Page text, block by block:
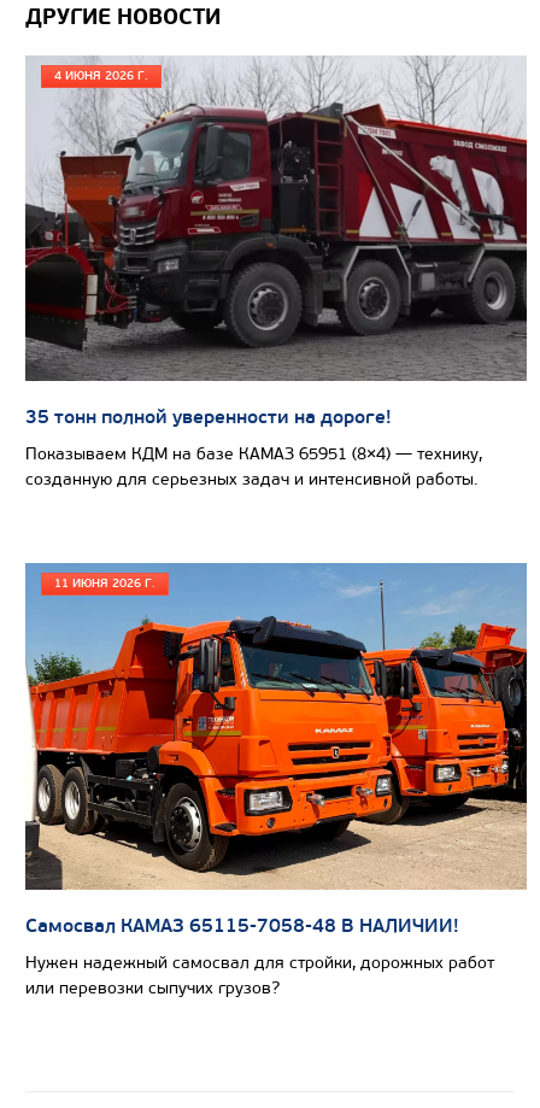
Колесная формула
Узнать цену
САМОСВАЛ КАМАЗ-65801
Цена по запросу
Производитель
Экологический класс
Грузоподъемность, кг
Вместимость кузова, м3
ДРУГИЕ НОВОСТИ
4 ИЮНЯ 2026 Г.
35 тонн полной уверенности на дороге!
Показываем КДМ на базе КАМАЗ 65951 (8×4) — технику,
созданную для серьезных задач и интенсивной работы.
11 ИЮНЯ 2026 Г.
Самосвал КАМАЗ 65115-7058-48 В НАЛИЧИИ!
Нужен надежный самосвал для стройки, дорожных работ
или перевозки сыпучих грузов?